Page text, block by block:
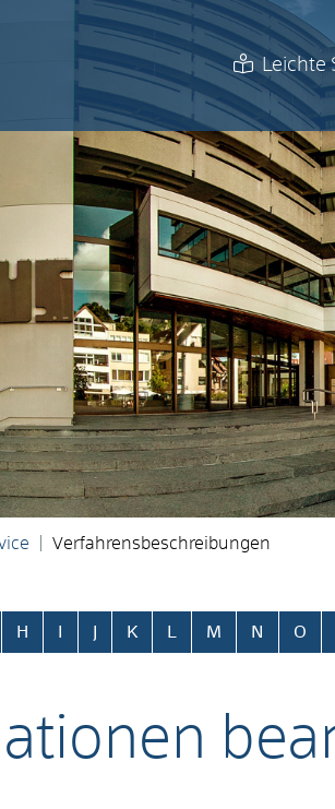
Leichte
Verfahrensbeschreibungen
H K M N O